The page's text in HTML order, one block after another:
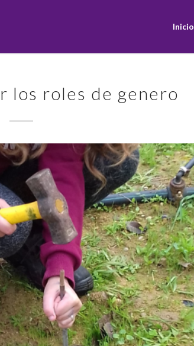
Inicio
los roles de genero